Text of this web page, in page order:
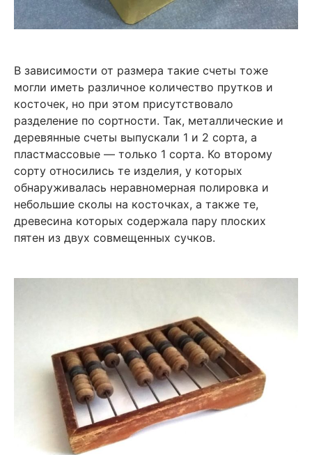
В зависимости от размера такие счеты тоже
могли иметь различное количество прутков и
косточек, но при этом присутствовало
разделение по сортности. Так, металлические и
деревянные счеты выпускали 1 и 2 сорта, а
пластмассовые — только 1 сорта. Ко второму
сорту относились те изделия, у которых
обнаруживалась неравномерная полировка и
небольшие сколы на косточках, а также те,
древесина которых содержала пару плоских
пятен из двух совмещенных сучков.